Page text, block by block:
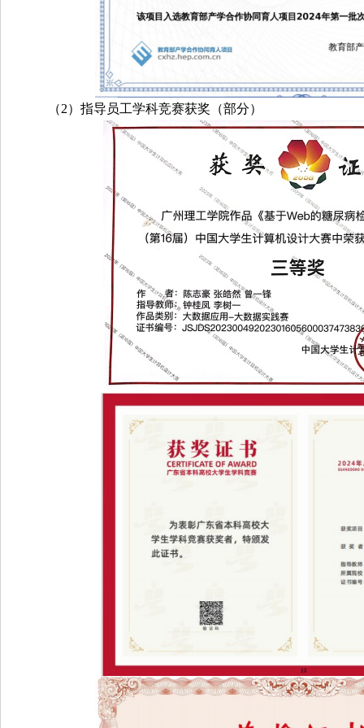
（2）指导员工学科竞赛获奖（部分）